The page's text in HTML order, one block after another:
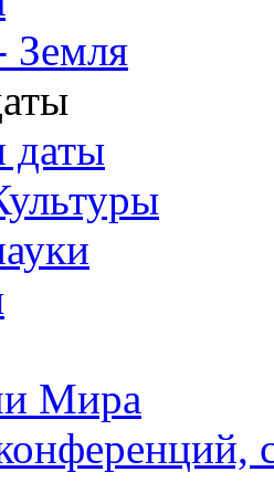
Земля
даты
Мира